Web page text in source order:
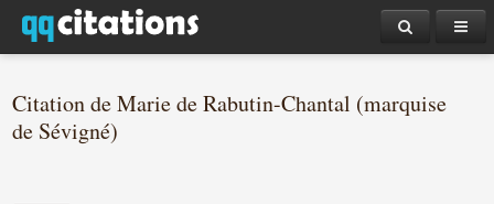
Citation de Marie de Rabutin-Chantal (marquise
de Sévigné)